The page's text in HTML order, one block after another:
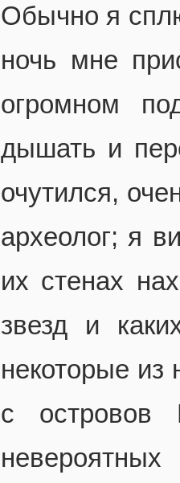
Обычно я
ночь мне
огромном
дышать и
очутился,
археолог; я
их стенах
звезд и
некоторые из
с островов
невероятных